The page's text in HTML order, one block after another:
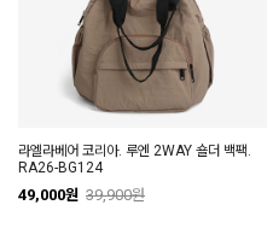
라엘라베어 코리아. 루엔 2WAY 숄더 백팩.
RA26-BG124
49,000원 39,900원